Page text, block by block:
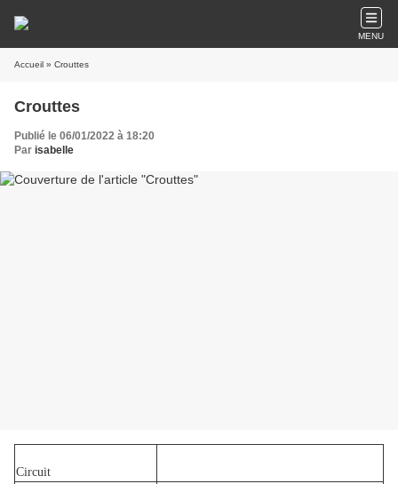
MENU
Accueil » Crouttes
Crouttes
Publié le 06/01/2022 à 18:20
Par isabelle
Circuit